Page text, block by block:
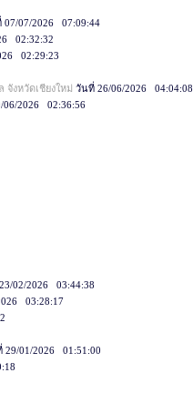
07/07/2026 07:09:44
02:32:32
02:29:23
งหวัดเชียงใหม่ วันที่ 26/06/2026 04:04:08
06/2026 02:36:56
02/2026 03:44:38
03:28:17
29/01/2026 01:51:00